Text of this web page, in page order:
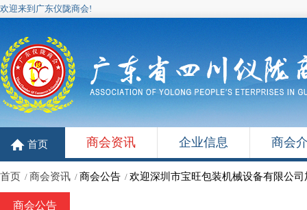
欢迎来到广东仪陇商会!
首页 商会资讯 企业信息 商会
首页 / 商会资讯 / 商会公告 / 欢迎深圳市宝旺包装机械设备有限公
商会公告